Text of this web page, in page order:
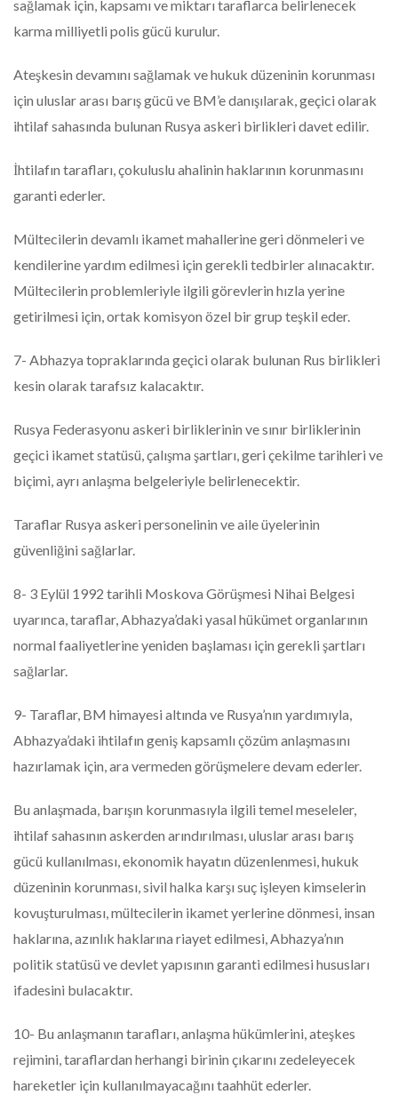
sağlamak için, kapsamı ve miktarı taraflarca belirlenecek
karma milliyetli polis gücü kurulur.
Ateşkesin devamını sağlamak ve hukuk düzeninin korunması
için uluslar arası barış gücü ve BM’e danışılarak, geçici olarak
ihtilaf sahasında bulunan Rusya askeri birlikleri davet edilir.
İhtilafın tarafları, çokuluslu ahalinin haklarının korunmasını
garanti ederler.
Mültecilerin devamlı ikamet mahallerine geri dönmeleri ve
kendilerine yardım edilmesi için gerekli tedbirler alınacaktır.
Mültecilerin problemleriyle ilgili görevlerin hızla yerine
getirilmesi için, ortak komisyon özel bir grup teşkil eder.
7- Abhazya topraklarında geçici olarak bulunan Rus birlikleri
kesin olarak tarafsız kalacaktır.
Rusya Federasyonu askeri birliklerinin ve sınır birliklerinin
geçici ikamet statüsü, çalışma şartları, geri çekilme tarihleri ve
biçimi, ayrı anlaşma belgeleriyle belirlenecektir.
Taraflar Rusya askeri personelinin ve aile üyelerinin
güvenliğini sağlarlar.
8- 3 Eylül 1992 tarihli Moskova Görüşmesi Nihai Belgesi
uyarınca, taraflar, Abhazya’daki yasal hükümet organlarının
normal faaliyetlerine yeniden başlaması için gerekli şartları
sağlarlar.
9- Taraflar, BM himayesi altında ve Rusya’nın yardımıyla,
Abhazya’daki ihtilafın geniş kapsamlı çözüm anlaşmasını
hazırlamak için, ara vermeden görüşmelere devam ederler.
Bu anlaşmada, barışın korunmasıyla ilgili temel meseleler,
ihtilaf sahasının askerden arındırılması, uluslar arası barış
gücü kullanılması, ekonomik hayatın düzenlenmesi, hukuk
düzeninin korunması, sivil halka karşı suç işleyen kimselerin
kovuşturulması, mültecilerin ikamet yerlerine dönmesi, insan
haklarına, azınlık haklarına riayet edilmesi, Abhazya’nın
politik statüsü ve devlet yapısının garanti edilmesi hususları
ifadesini bulacaktır.
10- Bu anlaşmanın tarafları, anlaşma hükümlerini, ateşkes
rejimini, taraflardan herhangi birinin çıkarını zedeleyecek
hareketler için kullanılmayacağını taahhüt ederler.